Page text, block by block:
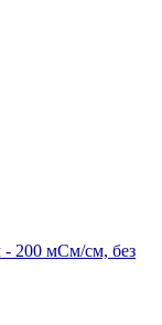
200 мСм/см, без